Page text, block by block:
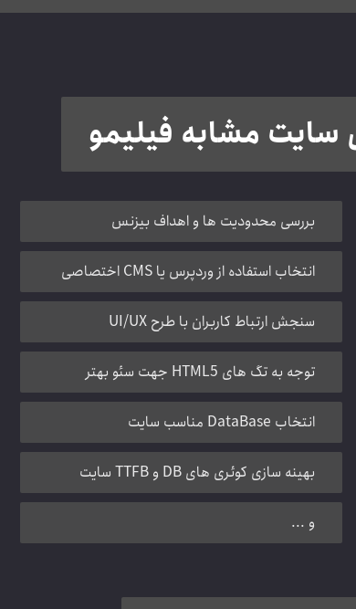
سایت مشابه فیلیمو
بررسی محدودیت ها و اهداف بیزنس
انتخاب استفاده از وردپرس یا CMS اختصاصی
سنجش ارتباط کاربران با طرح UI/UX
توجه به تگ های HTML5 جهت سئو بهتر
انتخاب DataBase مناسب سایت
بهینه سازی کوئری های DB و TTFB سایت
و ...